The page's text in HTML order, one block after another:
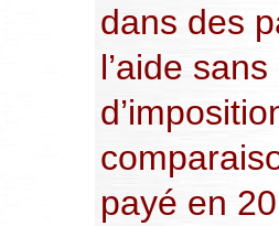
dans des
l’aide
payé en